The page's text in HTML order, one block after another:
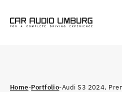
Home-Portfolio-Audi S3 2024,